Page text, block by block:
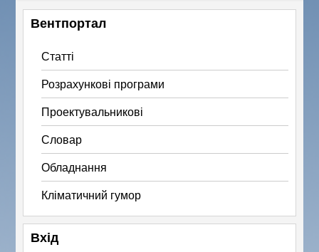
r
Вентпортал
Статті
Розрахункові програми
Проектувальникові
Словар
Обладнання
Кліматичний гумор
Вхід